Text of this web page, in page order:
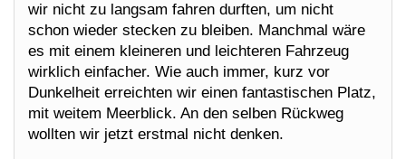
wir nicht zu langsam fahren durften, um nicht
schon wieder stecken zu bleiben. Manchmal wäre
es mit einem kleineren und leichteren Fahrzeug
wirklich einfacher. Wie auch immer, kurz vor
Dunkelheit erreichten wir einen fantastischen Platz,
mit weitem Meerblick. An den selben Rückweg
wollten wir jetzt erstmal nicht denken.